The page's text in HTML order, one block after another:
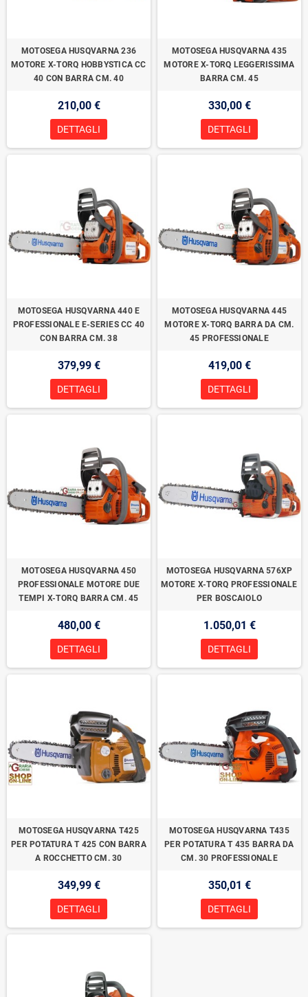
MOTOSEGA HUSQVARNA 236
MOTORE X-TORQ HOBBYSTICA CC
40 CON BARRA CM. 40
210,00 €
DETTAGLI
MOTOSEGA HUSQVARNA 435
MOTORE X-TORQ LEGGERISSIMA
BARRA CM. 45
330,00 €
DETTAGLI
MOTOSEGA HUSQVARNA 440 E
PROFESSIONALE E-SERIES CC 40
CON BARRA CM. 38
379,99 €
DETTAGLI
MOTOSEGA HUSQVARNA 445
MOTORE X-TORQ BARRA DA CM.
45 PROFESSIONALE
419,00 €
DETTAGLI
MOTOSEGA HUSQVARNA 450
PROFESSIONALE MOTORE DUE
TEMPI X-TORQ BARRA CM. 45
480,00 €
DETTAGLI
MOTOSEGA HUSQVARNA 576XP
MOTORE X-TORQ PROFESSIONALE
PER BOSCAIOLO
1.050,01 €
DETTAGLI
MOTOSEGA HUSQVARNA T425
PER POTATURA T 425 CON BARRA
A ROCCHETTO CM. 30
349,99 €
DETTAGLI
MOTOSEGA HUSQVARNA T435
PER POTATURA T 435 BARRA DA
CM. 30 PROFESSIONALE
350,01 €
DETTAGLI